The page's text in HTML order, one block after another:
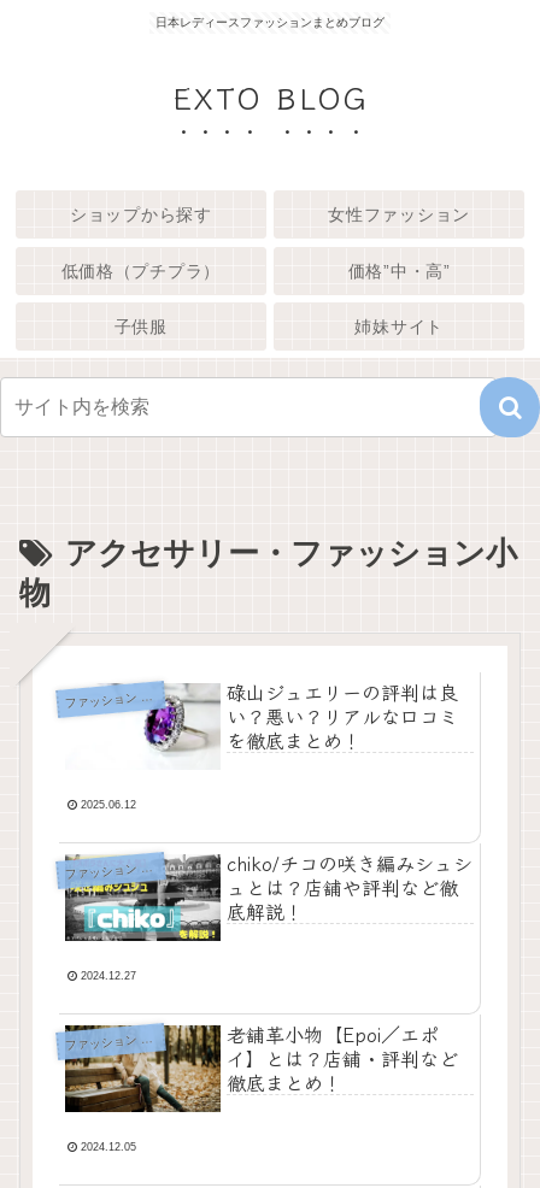
日本レディースファッションまとめブログ
EXTO BLOG
ショップから探す 女性ファッション
低価格（プチプラ） 価格”中・高”
子供服 姉妹サイト
アクセサリー・ファッション小
物
フ
ァッション ブログ
碌山ジュエリーの評判は良
い？悪い？リアルな口コミ
を徹底まとめ！
2025.06.12
フ
ァッション ブログ
chiko/チコの咲き編みシュシ
ュとは？店舗や評判など徹
底解説！
2024.12.27
フ
ァッション ブログ
老舗革小物【Epoi／エポ
イ】とは？店舗・評判など
徹底まとめ！
2024.12.05